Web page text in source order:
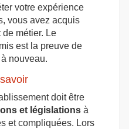
votre expérience
vous avez acquis
métier. Le
est la preuve de
nouveau.
doit être
et législations à
et compliquées. Lors